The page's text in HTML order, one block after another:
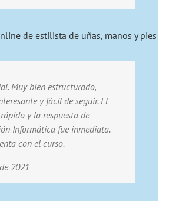
de estilista de uñas, manos y pies
Muy bien estructurado,
y fácil de seguir. El
y la respuesta de
Informática fue inmediata.
con el curso.
2021